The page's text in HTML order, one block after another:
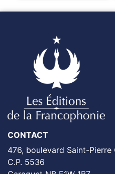
CONTACT
476, boulevard Saint-Pierre
C.P. 5536